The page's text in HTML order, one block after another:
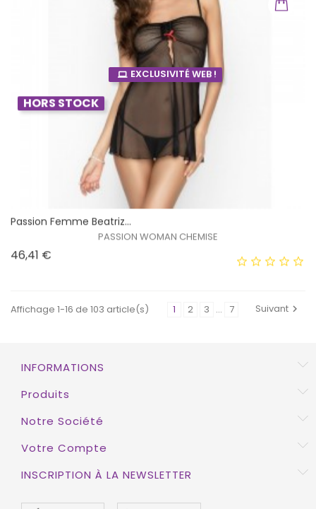
EXCLUSIVITÉ WEB !
HORS STOCK
Passion Femme Beatriz...
PASSION WOMAN CHEMISE
46,41 €
Affichage 1-16 de 103 article(s) 1 2 3 … 7 Suivant 
INFORMATIONS
Produits
Notre Société
Votre Compte
INSCRIPTION À LA NEWSLETTER